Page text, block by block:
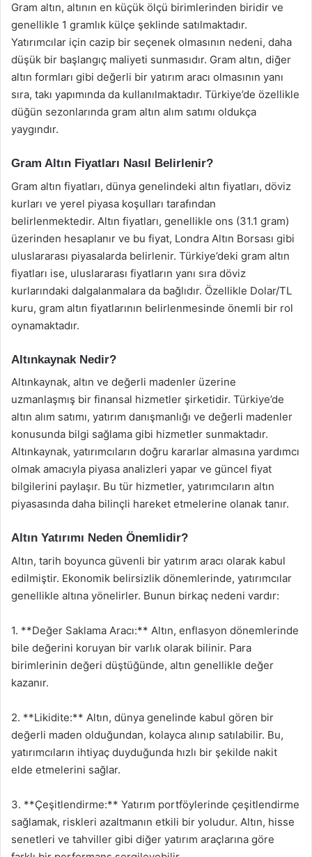
Gram altın, altının en küçük ölçü birimlerinden biridir ve
genellikle 1 gramlık külçe şeklinde satılmaktadır.
Yatırımcılar için cazip bir seçenek olmasının nedeni, daha
düşük bir başlangıç maliyeti sunmasıdır. Gram altın, diğer
altın formları gibi değerli bir yatırım aracı olmasının yanı
sıra, takı yapımında da kullanılmaktadır. Türkiye’de özellikle
düğün sezonlarında gram altın alım satımı oldukça
yaygındır.
Gram Altın Fiyatları Nasıl Belirlenir?
Gram altın fiyatları, dünya genelindeki altın fiyatları, döviz
kurları ve yerel piyasa koşulları tarafından
belirlenmektedir. Altın fiyatları, genellikle ons (31.1 gram)
üzerinden hesaplanır ve bu fiyat, Londra Altın Borsası gibi
uluslararası piyasalarda belirlenir. Türkiye’deki gram altın
fiyatları ise, uluslararası fiyatların yanı sıra döviz
kurlarındaki dalgalanmalara da bağlıdır. Özellikle Dolar/TL
kuru, gram altın fiyatlarının belirlenmesinde önemli bir rol
oynamaktadır.
Altınkaynak Nedir?
Altınkaynak, altın ve değerli madenler üzerine
uzmanlaşmış bir finansal hizmetler şirketidir. Türkiye’de
altın alım satımı, yatırım danışmanlığı ve değerli madenler
konusunda bilgi sağlama gibi hizmetler sunmaktadır.
Altınkaynak, yatırımcıların doğru kararlar almasına yardımcı
olmak amacıyla piyasa analizleri yapar ve güncel fiyat
bilgilerini paylaşır. Bu tür hizmetler, yatırımcıların altın
piyasasında daha bilinçli hareket etmelerine olanak tanır.
Altın Yatırımı Neden Önemlidir?
Altın, tarih boyunca güvenli bir yatırım aracı olarak kabul
edilmiştir. Ekonomik belirsizlik dönemlerinde, yatırımcılar
genellikle altına yönelirler. Bunun birkaç nedeni vardır:
1. **Değer Saklama Aracı:** Altın, enflasyon dönemlerinde
bile değerini koruyan bir varlık olarak bilinir. Para
birimlerinin değeri düştüğünde, altın genellikle değer
kazanır.
2. **Likidite:** Altın, dünya genelinde kabul gören bir
değerli maden olduğundan, kolayca alınıp satılabilir. Bu,
yatırımcıların ihtiyaç duyduğunda hızlı bir şekilde nakit
elde etmelerini sağlar.
3. **Çeşitlendirme:** Yatırım portföylerinde çeşitlendirme
sağlamak, riskleri azaltmanın etkili bir yoludur. Altın, hisse
senetleri ve tahviller gibi diğer yatırım araçlarına göre